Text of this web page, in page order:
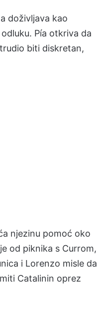
doživljava kao
Pía otkriva da
biti diskretan,
njezinu pomoć oko
od piknika s Currom,
i Lorenzo misle da
Catalinin oprez